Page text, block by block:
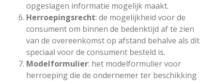
opgeslagen informatie mogelijk maakt.
Herroepingsrecht: de mogelijkheid voor de
consument om binnen de bedenktijd af te zien
van de overeenkomst op afstand behalve als dit
speciaal voor de consument besteld is.
Modelformulier: het modelformulier voor
herroeping die de ondernemer ter beschikking